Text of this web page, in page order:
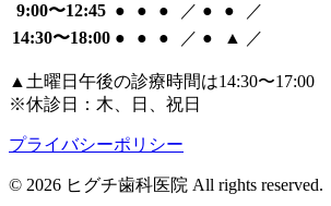
9:00〜12:45 ● ● ● ／ ● ●
／
14:30〜18:00 ● ● ● ／ ● ▲ ／
▲ 土曜日午後の診療時間は14:30〜17:00
※休診日：木、日、祝日
プライバシーポリシー
© 2026 ヒグチ歯科医院 All rights reserved.